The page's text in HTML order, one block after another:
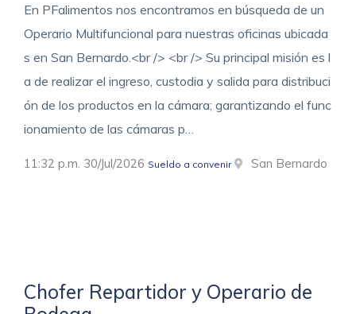
En PFalimentos nos encontramos en búsqueda de un
Operario Multifuncional para nuestras oficinas ubicada
s en San Bernardo.<br /> <br /> Su principal misión es l
a de realizar el ingreso, custodia y salida para distribuci
ón de los productos en la cámara; garantizando el func
ionamiento de las cámaras p…
11:32 p.m. 30/Jul/2026 Sueldo a convenir San Bernardo
Chofer Repartidor y Operario de